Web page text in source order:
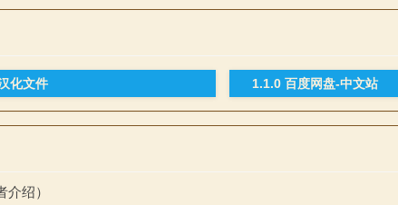
化文件 1.1.0 百度网盘-中文站
绍）